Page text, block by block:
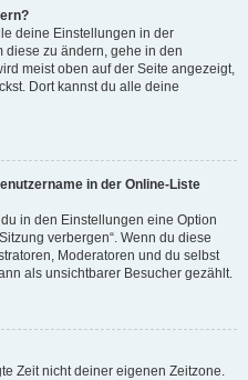
deine Einstellungen in der
diese zu ändern, gehe in den
meist oben auf der Seite angezeigt,
Dort kannst du alle deine
in der Online-Liste
in den Einstellungen eine Option
verbergen“. Wenn du diese
Moderatoren und du selbst
als unsichtbarer Besucher gezählt.
Zeit nicht deiner eigenen Zeitzone.